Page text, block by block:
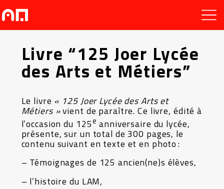
Livre “125 Joer Lycée
des Arts et Métiers”
Le livre « 125 Joer Lycée des Arts et
Métiers »vient de paraître. Ce livre, édité à
l’occasion du 125e anniversaire du lycée,
présente, sur un total de 300 pages, le
contenu suivant en texte et en photo :
– Témoignages de 125 ancien(ne)s élèves,
– l’histoire du LAM,